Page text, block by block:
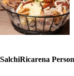
SalchiRicarena